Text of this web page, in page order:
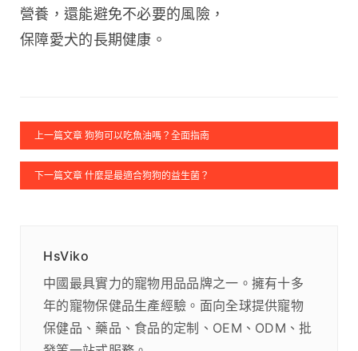
營養，還能避免不必要的風險，
保障愛犬的長期健康。
上一篇文章 狗狗可以吃魚油嗎？全面指南
下一篇文章 什麼是最適合狗狗的益生菌？
HsViko
中國最具實力的寵物用品品牌之一。擁有十多
年的寵物保健品生產經驗。面向全球提供寵物
保健品、藥品、食品的定制、OEM、ODM、批